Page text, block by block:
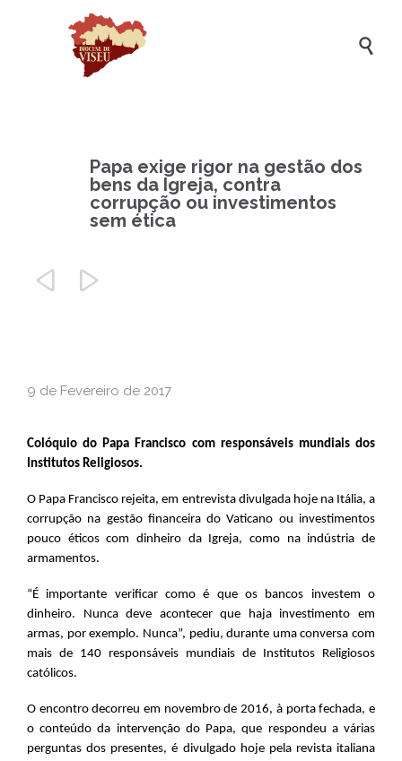

Papa exige rigor na gestão dos
bens da Igreja, contra
corrupção ou investimentos
sem ética
 
9 de Fevereiro de 2017
Colóquio do Papa Francisco com responsáveis mundiais dos
Institutos Religiosos.
O Papa Francisco rejeita, em entrevista divulgada hoje na Itália, a
corrupção na gestão financeira do Vaticano ou investimentos
pouco éticos com dinheiro da Igreja, como na indústria de
armamentos.
“É importante verificar como é que os bancos investem o
dinheiro. Nunca deve acontecer que haja investimento em
armas, por exemplo. Nunca”, pediu, durante uma conversa com
mais de 140 responsáveis mundiais de Institutos Religiosos
católicos.
O encontro decorreu em novembro de 2016, à porta fechada, e
o conteúdo da intervenção do Papa, que respondeu a várias
perguntas dos presentes, é divulgado hoje pela revista italiana